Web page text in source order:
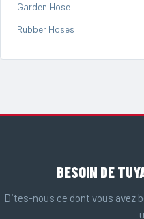
Garden Hose
Rubber Hoses
BESOIN DE
Dites-nous ce dont vous avez